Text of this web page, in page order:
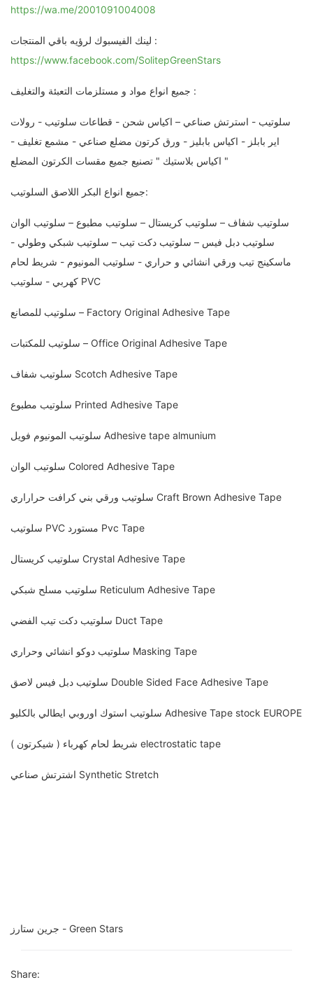
https://wa.me/2001091004008
لينك الفيسبوك لرؤيه باقي المنتجات :
https://www.facebook.com/SolitepGreenStars
جميع انواع مواد و مستلزمات التعبئة والتغليف :
سلوتيب - استرتش صناعي – اكياس شحن - قطاعات سلوتيب - رولات
اير بابلز - اكياس بابليز - ورق كرتون مضلع صناعي - مشمع تغليف -
اكياس بلاستيك " تصنيع جميع مقسات الكرتون المضلع "
جميع انواع البكر اللاصق السلوتيب:
سلوتيب شفاف – سلوتيب كريستال – سلوتيب مطبوع – سلوتيب الوان
سلوتيب دبل فيس – سلوتيب دكت تيب – سلوتيب شبكي وطولي -
ماسكينج تيب ورقي انشائي و حراري - سلوتيب المونيوم - شريط لحام
كهربي - سلوتيب PVC
سلوتيب للمصانع – Factory Original Adhesive Tape
سلوتيب للمكتبات – Office Original Adhesive Tape
سلوتيب شفاف Scotch Adhesive Tape
سلوتيب مطبوع Printed Adhesive Tape
سلوتيب المونيوم فويل Adhesive tape almunium
سلوتيب الوان Colored Adhesive Tape
سلوتيب ورقي بني كرافت حراراري Craft Brown Adhesive Tape
سلوتيب PVC مستورد Pvc Tape
سلوتيب كريستال Crystal Adhesive Tape
سلوتيب مسلح شبكي Reticulum Adhesive Tape
سلوتيب دكت تيب الفضي Duct Tape
سلوتيب دوكو انشائي وحراري Masking Tape
سلوتيب دبل فيس لاصق Double Sided Face Adhesive Tape
سلوتيب استوك اوروبي ايطالي بالكليو Adhesive Tape stock EUROPE
شريط لحام كهرباء ( شيكرتون ) electrostatic tape
اشترتش صناعي Synthetic Stretch
جرين ستارز - Green Stars
Share: